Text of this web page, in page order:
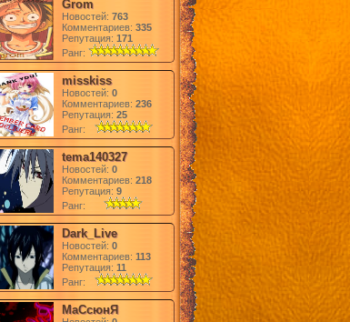
Grom
Новостей: 763
Комментариев: 335
Репутация: 171
Ранг:
misskiss
Новостей: 0
Комментариев: 236
Репутация: 25
Ранг:
tema140327
Новостей: 0
Комментариев: 218
Репутация: 9
Ранг:
Dark_Live
Новостей: 0
Комментариев: 113
Репутация: 11
Ранг:
МаСсюнЯ